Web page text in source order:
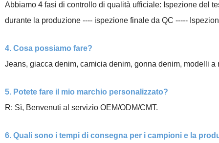
Abbiamo 4 fasi di controllo di qualità ufficiale: Ispezione del
durante la produzione ---- ispezione finale da QC -----
4. Cosa possiamo fare?
Jeans, giacca denim, camicia denim, gonna denim, modelli
5. Potete fare il mio marchio personalizzato?
R: Sì, Benvenuti al servizio OEM/ODM/CMT.
6. Quali sono i tempi di consegna per i campioni e la